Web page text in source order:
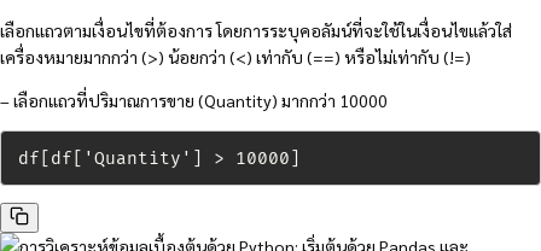
เลือกแถวตามเงื่อนไขที่ต้องการ โดยการระบุคอลัมน์ที่จะใช้ในเงื่อนไขแล้วใส่
เครื่องหมายมากกว่า (>) น้อยกว่า (<) เท่ากับ (==) หรือไม่เท่ากับ (!=)
– เลือกแถวที่ปริมาณการขาย (Quantity) มากกว่า 10000
df[df['Quantity'] > 10000]